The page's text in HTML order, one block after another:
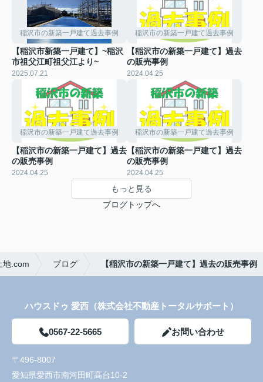
稲沢市の新築一戸建て過去事例
【稲沢市新築一戸建て】~稲沢
市祖父江町祖父江より~
2025.07.21
稲沢市の新築一戸建て過去事例
【稲沢市の新築一戸建て】過去
の販売事例
2024.04.25
稲沢市の新築一戸建て過去事例
【稲沢市の新築一戸建て】過去
の販売事例
2024.04.25
稲沢市の新築一戸建て過去事例
【稲沢市の新築一戸建て】過去
の販売事例
2024.04.25
もっと見る
ブログトップへ
地.com ブログ 【稲沢市の新築一戸建て】過去の販売事例
ハウスドゥ 愛西（株式会社不動産トータルサポート）
0567-22-5665 お問い合わせ
〒496-8007
愛知県愛西市南河田町高台10-2